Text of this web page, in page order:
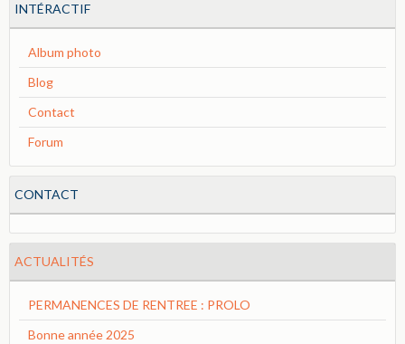
INTÉRACTIF
Album photo
Blog
Contact
Forum
CONTACT
ACTUALITÉS
PERMANENCES DE RENTREE : PROLO
Bonne année 2025